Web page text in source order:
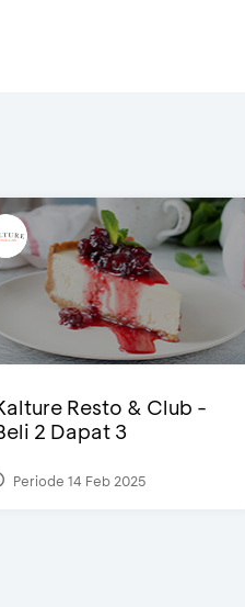
Resto & Club -
2 Dapat 3
Periode 14 Feb 2025